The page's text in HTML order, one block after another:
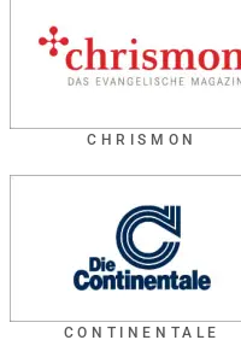
CHRISMON
CONTINENTALE